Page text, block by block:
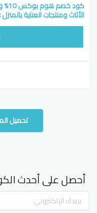
الأثاث ومنتجات العناية بالمنزل Home Box
تحميل
أحصل على أحدث